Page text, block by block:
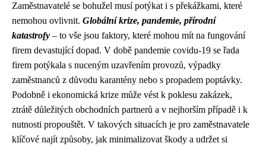
Zaměstnavatelé se bohužel musí potýkat i s překážkami, které
nemohou ovlivnit. Globální krize, pandemie, přírodní
katastrofy – to vše jsou faktory, které mohou mít na fungování
firem devastující dopad. V době pandemie covidu-19 se řada
firem potýkala s nuceným uzavřením provozů, výpadky
zaměstnanců z důvodu karantény nebo s propadem poptávky.
Podobně i ekonomická krize může vést k poklesu zakázek,
ztrátě důležitých obchodních partnerů a v nejhorším případě i k
nutnosti propouštět. V takových situacích je pro zaměstnavatele
klíčové najít způsoby, jak minimalizovat škody a udržet si